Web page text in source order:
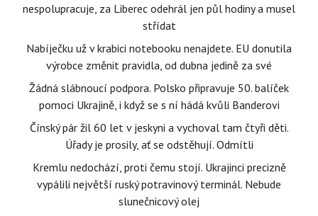
nespolupracuje, za Liberec odehrál jen půl hodiny a musel
střídat
Nabíječku už v krabici notebooku nenajdete. EU donutila
výrobce změnit pravidla, od dubna jedině za své
Žádná slábnoucí podpora. Polsko připravuje 50. balíček
pomoci Ukrajině, i když se s ní hádá kvůli Banderovi
Čínský pár žil 60 let v jeskyni a vychoval tam čtyři děti.
Úřady je prosily, ať se odstěhují. Odmítli
Kremlu nedochází, proti čemu stojí. Ukrajinci precizně
vypálili největší ruský potravinový terminál. Nebude
slunečnicový olej